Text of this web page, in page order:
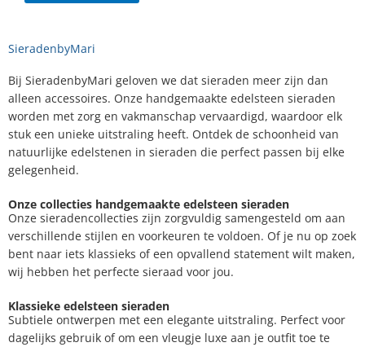
SieradenbyMari
Bij SieradenbyMari geloven we dat sieraden meer zijn dan
alleen accessoires. Onze handgemaakte edelsteen sieraden
worden met zorg en vakmanschap vervaardigd, waardoor elk
stuk een unieke uitstraling heeft. Ontdek de schoonheid van
natuurlijke edelstenen in sieraden die perfect passen bij elke
gelegenheid.
Onze collecties handgemaakte edelsteen sieraden
Onze sieradencollecties zijn zorgvuldig samengesteld om aan
verschillende stijlen en voorkeuren te voldoen. Of je nu op zoek
bent naar iets klassieks of een opvallend statement wilt maken,
wij hebben het perfecte sieraad voor jou.
Klassieke edelsteen sieraden
Subtiele ontwerpen met een elegante uitstraling. Perfect voor
dagelijks gebruik of om een vleugje luxe aan je outfit toe te